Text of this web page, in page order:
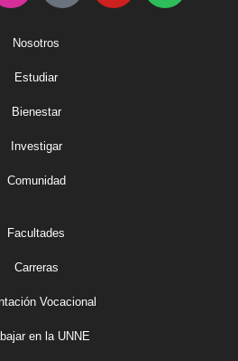
Nosotros
Estudiar
Bienestar
Investigar
Comunidad
Facultades
Carreras
Vocacional
en la UNNE